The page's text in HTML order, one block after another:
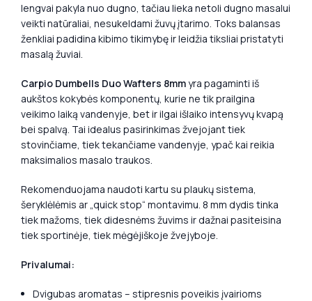
lengvai pakyla nuo dugno, tačiau lieka netoli dugno masalui
veikti natūraliai, nesukeldami žuvų įtarimo. Toks balansas
ženkliai padidina kibimo tikimybę ir leidžia tiksliai pristatyti
masalą žuviai.
Carpio Dumbells Duo Wafters 8mmyra pagaminti iš
aukštos kokybės komponentų, kurie ne tik prailgina
veikimo laiką vandenyje, bet ir ilgai išlaiko intensyvų kvapą
bei spalvą. Tai idealus pasirinkimas žvejojant tiek
stovinčiame, tiek tekančiame vandenyje, ypač kai reikia
maksimalios masalo traukos.
Rekomenduojama naudoti kartu su plaukų sistema,
šeryklėlėmis ar „quick stop“ montavimu. 8 mm dydis tinka
tiek mažoms, tiek didesnėms žuvims ir dažnai pasiteisina
tiek sportinėje, tiek mėgėjiškoje žvejyboje.
Privalumai:
Dvigubas aromatas – stipresnis poveikis įvairioms